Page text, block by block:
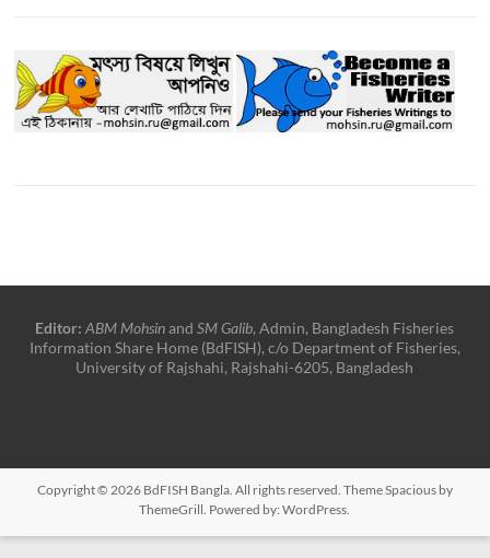
Editor: ABM MohsinandSM Galib, Admin, Bangladesh Fisheries
Information Share Home (BdFISH), c/o Department of Fisheries,
University of Rajshahi, Rajshahi-6205, Bangladesh
Copyright © 2026 BdFISH Bangla. All rights reserved. ThemeSpaciousby
ThemeGrill. Powered by:WordPress.